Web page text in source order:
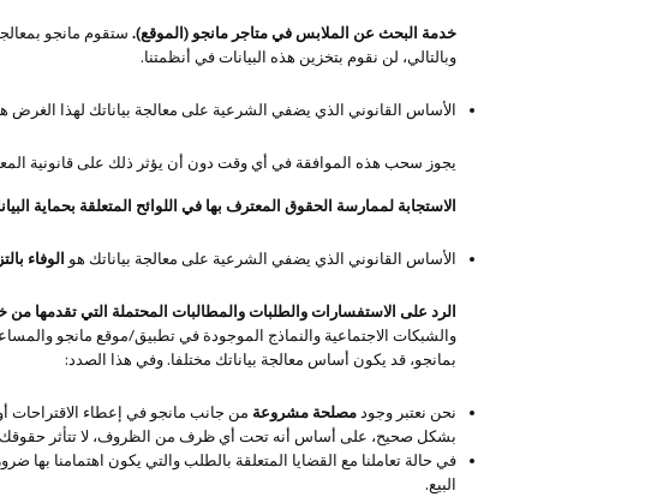
خدمة البحث عن الملابس في متاجر مانجو (الموقع). ستقوم مانجو
وبالتالي، لن نقوم بتخزين هذه البيانات في أنظمتنا.
الأساس القانوني الذي يضفي الشرعية على معالجة بياناتك لهذا الغرض
يجوز سحب هذه الموافقة في أي وقت دون أن يؤثر ذلك على قانونية
الاستجابة لممارسة الحقوق المعترف بها في اللوائح المتعلقة بحماية
الأساس القانوني الذي يضفي الشرعية على معالجة بياناتك هو الوفاء
الرد على الاستفسارات والطلبات والمطالبات المحتملة التي تقدمها من
والشبكات الاجتماعية والنماذج الموجودة في تطبيق/موقع مانجو
بمانجو، قد يكون أساس معالجة بياناتك مختلفا. وفي هذا الصدد:
نحن نعتبر وجودمصلحة مشروعة من جانب مانجو في إعطاء الاقتراحات
بشكل صحيح، على أساس أنه تحت أي ظرف من الظروف، لا تتأثر حقوقك
في حالة تعاملنا مع القضايا المتعلقة بالطلب والتي يكون اهتمامنا
البيع.